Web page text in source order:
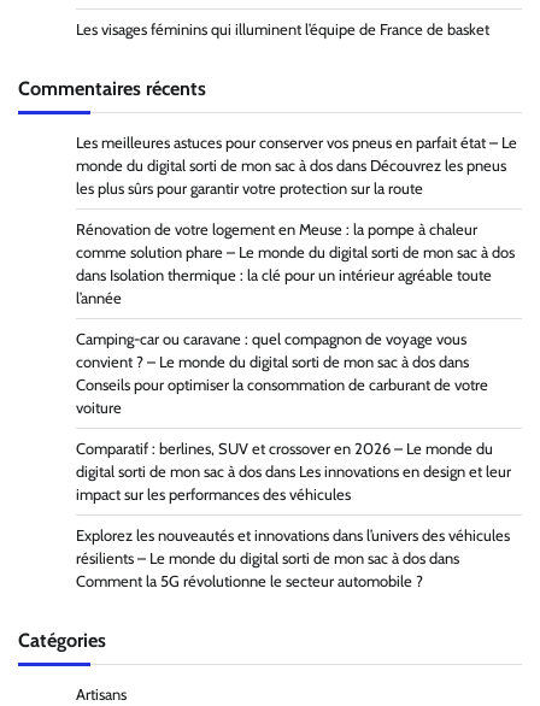
Les visages féminins qui illuminent l’équipe de France de basket
Commentaires récents
Les meilleures astuces pour conserver vos pneus en parfait état – Le
monde du digital sorti de mon sac à dos dans Découvrez les pneus
les plus sûrs pour garantir votre protection sur la route
Rénovation de votre logement en Meuse : la pompe à chaleur
comme solution phare – Le monde du digital sorti de mon sac à dos
dans Isolation thermique : la clé pour un intérieur agréable toute
l’année
Camping-car ou caravane : quel compagnon de voyage vous
convient ? – Le monde du digital sorti de mon sac à dos dans
Conseils pour optimiser la consommation de carburant de votre
voiture
Comparatif : berlines, SUV et crossover en 2026 – Le monde du
digital sorti de mon sac à dos dans Les innovations en design et leur
impact sur les performances des véhicules
Explorez les nouveautés et innovations dans l’univers des véhicules
résilients – Le monde du digital sorti de mon sac à dos dans
Comment la 5G révolutionne le secteur automobile ?
Catégories
Artisans